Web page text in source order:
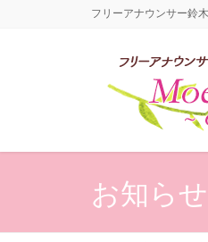
フリーアナウンサー鈴
お知らせ